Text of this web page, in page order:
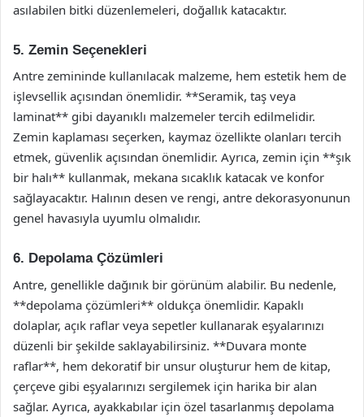
asılabilen bitki düzenlemeleri, doğallık katacaktır.
5. Zemin Seçenekleri
Antre zemininde kullanılacak malzeme, hem estetik hem de
işlevsellik açısından önemlidir. **Seramik, taş veya
laminat** gibi dayanıklı malzemeler tercih edilmelidir.
Zemin kaplaması seçerken, kaymaz özellikte olanları tercih
etmek, güvenlik açısından önemlidir. Ayrıca, zemin için **şık
bir halı** kullanmak, mekana sıcaklık katacak ve konfor
sağlayacaktır. Halının desen ve rengi, antre dekorasyonunun
genel havasıyla uyumlu olmalıdır.
6. Depolama Çözümleri
Antre, genellikle dağınık bir görünüm alabilir. Bu nedenle,
**depolama çözümleri** oldukça önemlidir. Kapaklı
dolaplar, açık raflar veya sepetler kullanarak eşyalarınızı
düzenli bir şekilde saklayabilirsiniz. **Duvara monte
raflar**, hem dekoratif bir unsur oluşturur hem de kitap,
çerçeve gibi eşyalarınızı sergilemek için harika bir alan
sağlar. Ayrıca, ayakkabılar için özel tasarlanmış depolama